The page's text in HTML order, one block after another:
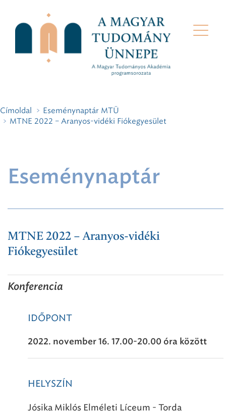
Címoldal
Eseménynaptár MTÜ
MTNE 2022 – Aranyos-vidéki Fiókegyesület
Eseménynaptár
MTNE 2022 – Aranyos-vidéki
Fiókegyesület
Konferencia
IDŐPONT
2022. november 16. 17.00-20.00 óra között
HELYSZÍN
Jósika Miklós Elméleti Líceum - Torda